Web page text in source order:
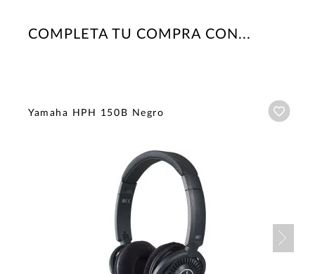
COMPLETA TU COMPRA CON...
Yamaha HPH 150B Negro